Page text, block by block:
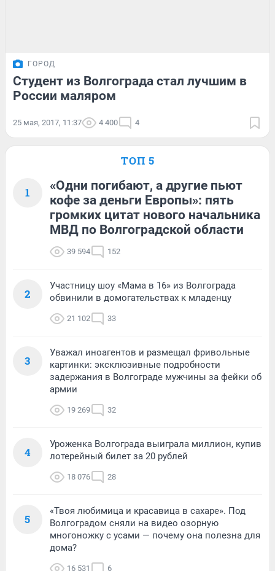
ГОРОД
Студент из Волгограда стал лучшим в
России маляром
25 мая, 2017, 11:37 4 400 4
ТОП 5
1
«Одни погибают, а другие пьют
кофе за деньги Европы»: пять
громких цитат нового начальника
МВД по Волгоградской области
39 594 152
2
Участницу шоу «Мама в 16» из Волгограда
обвинили в домогательствах к младенцу
21 102 33
3
Уважал иноагентов и размещал фривольные
картинки: эксклюзивные подробности
задержания в Волгограде мужчины за фейки об
армии
19 269 32
4
Уроженка Волгограда выиграла миллион, купив
лотерейный билет за 20 рублей
18 076 28
5
«Твоя любимица и красавица в сахаре». Под
Волгоградом сняли на видео озорную
многоножку с усами — почему она полезна для
дома?
16 531 6